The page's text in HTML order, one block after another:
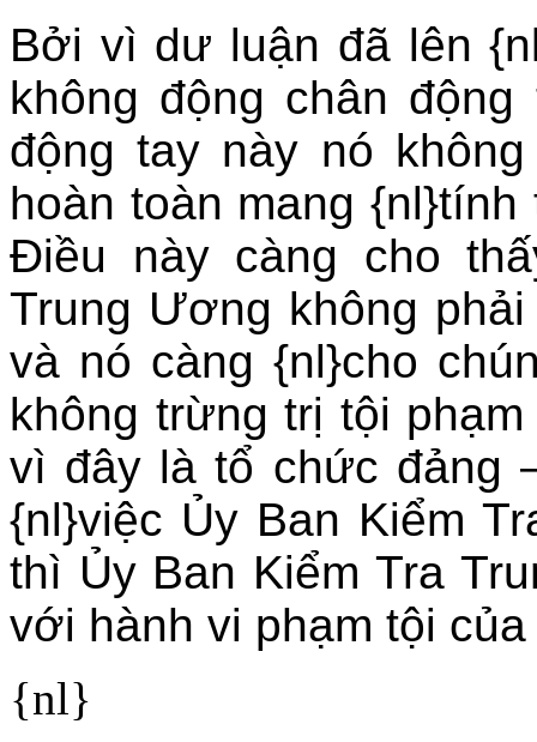
Bởi vì dư luận đã lên
không động chân
động tay này nó
hoàn toàn mang
Ðiều này càng cho
Trung Ương không
và nó càng {nl}cho
không trừng trị tội
vì đây là tổ chức đảng
{nl}việc Ủy Ban Kiểm
thì Ủy Ban Kiểm Tra
với hành vi phạm tội
{nl}